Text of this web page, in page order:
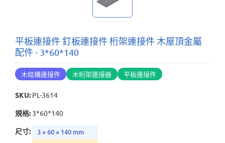
平板連接件 釘板連接件 桁架連接件 木屋頂金屬
配件 - 3*60*140
木結構連接件 木桁架連接器 平板連接件
SKU: PL-3614
規格: 3*60*140
尺寸:
3 × 60 × 140 mm